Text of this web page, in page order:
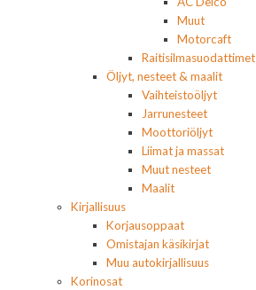
Muut
Motorcaft
Raitisilmasuodattimet
Öljyt, nesteet & maalit
Vaihteistoöljyt
Jarrunesteet
Moottoriöljyt
Liimat ja massat
Muut nesteet
Maalit
Kirjallisuus
Korjausoppaat
Omistajan käsikirjat
Muu autokirjallisuus
Korinosat